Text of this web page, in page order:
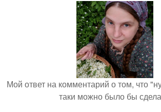
Мой ответ на комментарий о том, что
таки можно было бы